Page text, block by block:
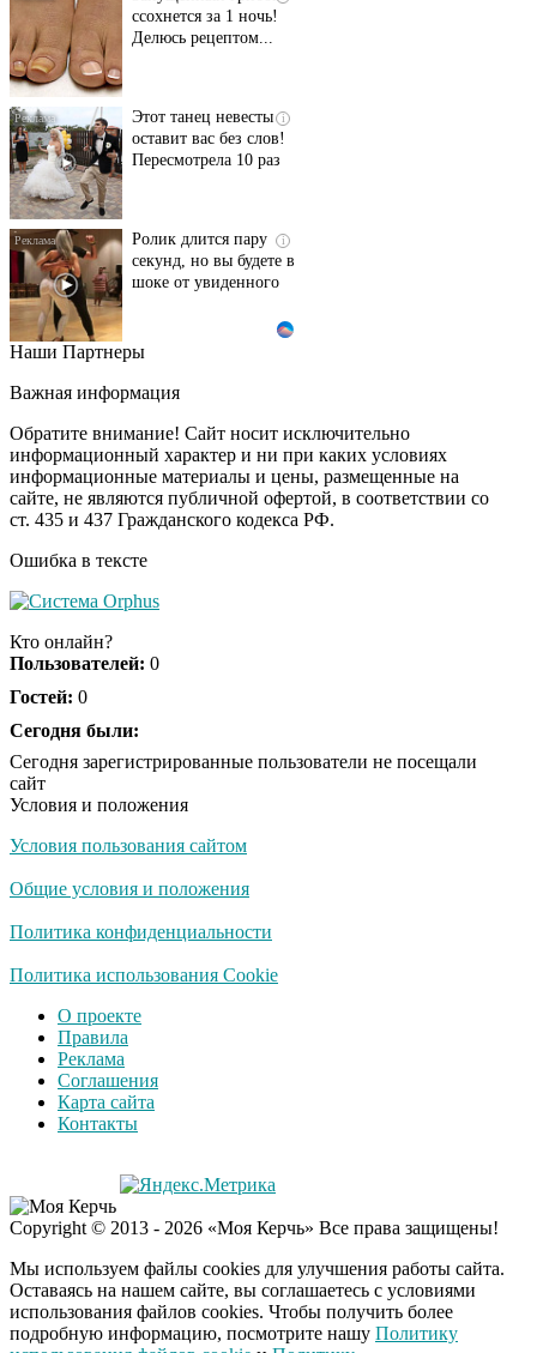
ссохнется за 1 ночь!
Делюсь рецептом...
i
Этот танец невесты
оставит вас без слов!
Пересмотрела 10 раз
i
Ролик длится пару
секунд, но вы будете в
шоке от увиденного
Ролик из Омска: вы
i
Ржу не переставая, это
видео пересмотришь
не раз
Скрытая камера на
их не видят...
Ролик длится
смеяться вы будете
Королева вагона
оставит равнодушным
Наши Партнеры
Важная информация
Обратите внимание! Сайт носит исключительно
информационный характер и ни при каких условиях
информационные материалы и цены, размещенные на
сайте, не являются публичной офертой, в соответствии со
ст. 435 и 437 Гражданского кодекса РФ.
Ошибка в тексте
Кто онлайн?
Пользователей: 0
Гостей: 0
Сегодня были:
Сегодня зарегистрированные пользователи не посещали
сайт
Условия и положения
Условия пользования сайтом
Общие условия и положения
Политика конфиденциальности
Политика использования Cookie
О проекте
Правила
Реклама
Соглашения
Карта сайта
Контакты
Copyright © 2013 - 2026 «Моя Керчь» Все права защищены!
Мы используем файлы cookies для улучшения работы сайта.
Оставаясь на нашем сайте, вы соглашаетесь с условиями
использования файлов cookies. Чтобы получить более
подробную информацию, посмотрите нашу Политику